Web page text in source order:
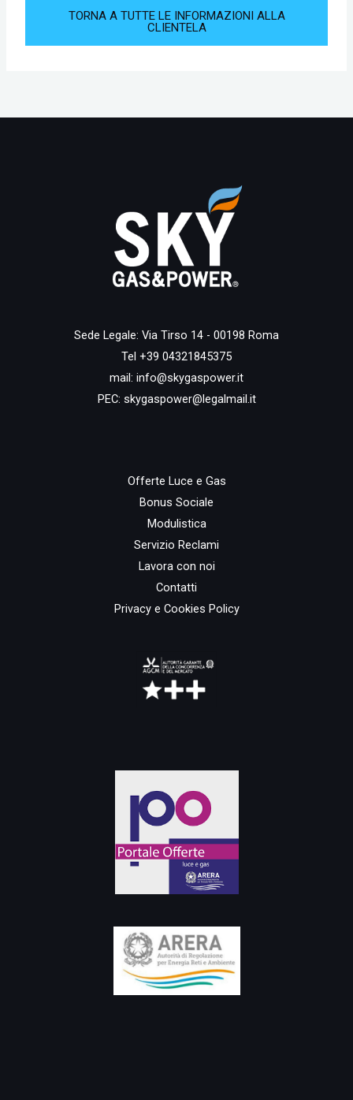
TORNA A TUTTE LE INFORMAZIONI ALLA
CLIENTELA
Sede Legale: Via Tirso 14 - 00198 Roma
Tel +39 04321845375
mail: info@skygaspower.it
PEC: skygaspower@legalmail.it
Offerte Luce e Gas
Bonus Sociale
Modulistica
Servizio Reclami
Lavora con noi
Contatti
Privacy e Cookies Policy